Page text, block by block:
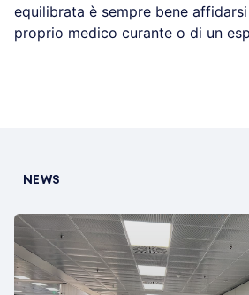
equilibrata è sempre bene
proprio medico curante o di un
NEWS